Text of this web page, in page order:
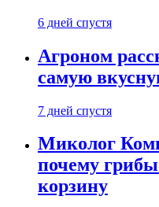
6 дней спустя
Агроном
самую
7 дней спустя
Миколог
почему
корзину